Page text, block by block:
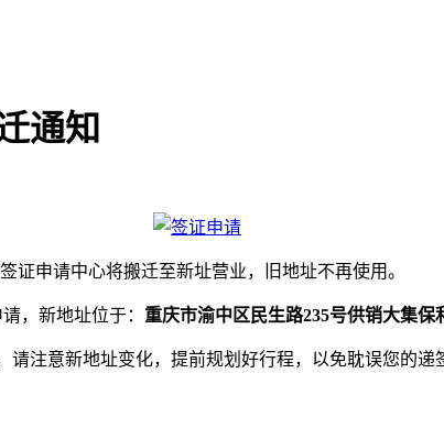
通知
签证申请中心将搬迁至新址营业，旧地址不再使用。
，新地址位于： 重庆市渝中区民生路235号供销大集保
意新地址变化，提前规划好行程，以免耽误您的递